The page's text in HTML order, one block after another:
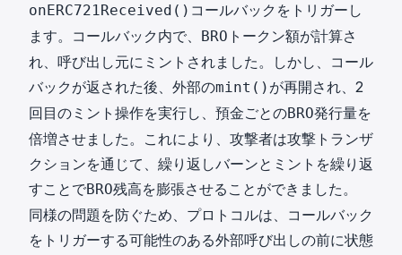
onERC721Received() コールバックをトリガーし
ます。コールバック内で、 BRO トークン額が計算さ
れ、呼び出し元にミントされました。しかし、コール
バックが返された後、外部のmint() が再開され、2
回目のミント操作を実行し、預金ごとのBRO発行量を
倍増させました。これにより、攻撃者は攻撃トランザ
クションを通じて、繰り返しバーンとミントを繰り返
すことでBRO残高を膨張させることができました。
同様の問題を防ぐため、プロトコルは、コールバック
をトリガーする可能性のある外部呼び出しの前に状態